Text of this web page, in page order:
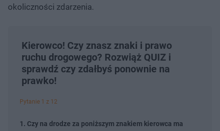
okoliczności zdarzenia.
Kierowco! Czy znasz znaki i prawo
ruchu drogowego? Rozwiąż QUIZ i
sprawdź czy zdałbyś ponownie na
prawko!
Pytanie 1 z 12
1. Czy na drodze za poniższym znakiem kierowca ma